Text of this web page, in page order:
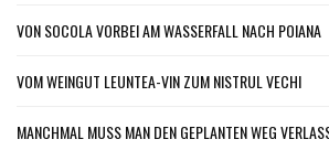
VON SOCOLA VORBEI AM WASSERFALL NACH POIANA
VOM WEINGUT LEUNTEA-VIN ZUM NISTRUL VECHI
MANCHMAL MUSS MAN DEN GEPLANTEN WEG